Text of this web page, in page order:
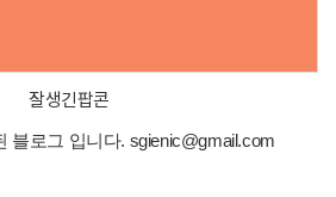
잘생긴팝콘
블로그 입니다. sgienic@gmail.com